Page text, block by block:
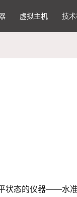
虚拟主机 技
状态的仪器——水准